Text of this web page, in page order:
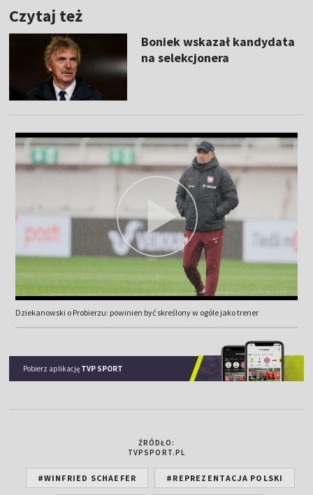
Czytaj też
Boniek wskazał kandydata
na selekcjonera
Dziekanowski o Probierzu: powinien być skreślony w ogóle jako trener
Pobierz aplikację TVP SPORT
ŹRÓDŁO:
TVPSPORT.PL
#WINFRIED SCHAEFER #REPREZENTACJA POLSKI